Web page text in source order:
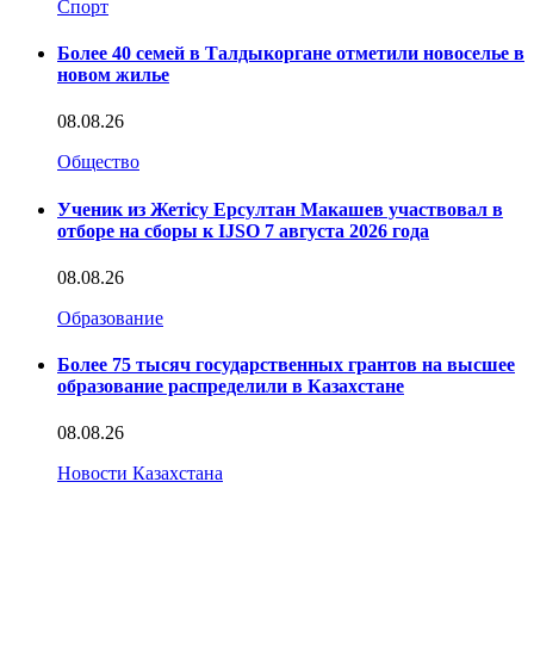
Спорт
Более 40 семей в Талдыкоргане отметили новоселье в
новом жилье
08.08.26
Общество
Ученик из Жетісу Ерсултан Макашев участвовал в
отборе на сборы к IJSO 7 августа 2026 года
08.08.26
Образование
Более 75 тысяч государственных грантов на высшее
образование распределили в Казахстане
08.08.26
Новости Казахстана